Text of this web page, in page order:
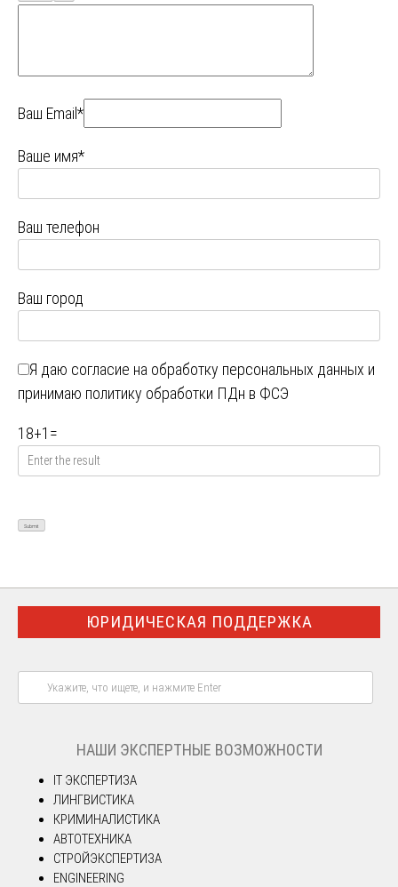
Ваш Email*
Ваше имя*
Ваш телефон
Ваш город
Я даю согласие на обработку персональных данных и
принимаю политику обработки ПДн в ФСЭ
18+1 =
ЮРИДИЧЕСКАЯ ПОДДЕРЖКА
НАШИ ЭКСПЕРТНЫЕ ВОЗМОЖНОСТИ
IT ЭКСПЕРТИЗА
ЛИНГВИСТИКА
КРИМИНАЛИСТИКА
АВТОТЕХНИКА
СТРОЙЭКСПЕРТИЗА
ENGINEERING